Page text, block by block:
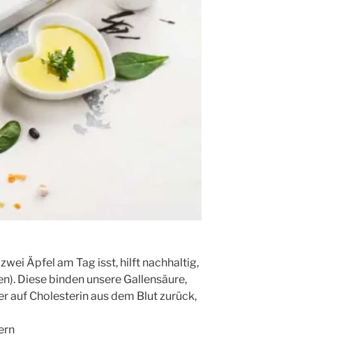
Äpfel am Tag isst, hilft nachhaltig,
Diese binden unsere Gallensäure,
auf Cholesterin aus dem Blut zurück,